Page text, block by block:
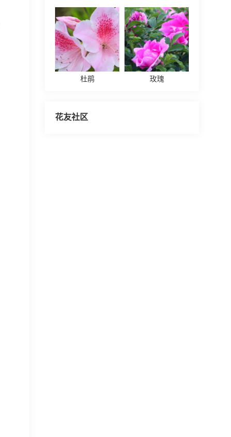
杜鹃 玫瑰
花友社区